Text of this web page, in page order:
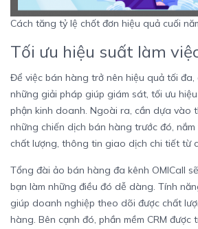
Cách tăng tỷ lệ chốt đơn hiệu quả cuối
Tối ưu hiệu suất làm
Để việc bán hàng trở nên hiệu quả tối
những giải pháp giúp giám sát, tối ưu
phận kinh doanh. Ngoài ra, cần dựa vào
những chiến dịch bán hàng trước đó,
chất lượng, thông tin giao dịch chi tiết từ
Tổng đài ảo bán hàng đa kênh OMICall
bạn làm những điều đó dễ dàng. Tính
giúp doanh nghiệp theo dõi được chất
hàng. Bên cạnh đó, phần mềm CRM